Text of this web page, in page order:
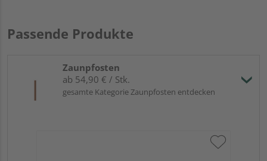
Passende Produkte
Zaunpfosten
ab 54,90 € / Stk.
gesamte Kategorie Zaunpfosten entdecken